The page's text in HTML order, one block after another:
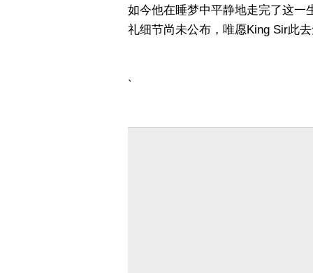
如今他在睡梦中平静地走完了这一
礼细节尚未公布，唯愿King Sir此
`